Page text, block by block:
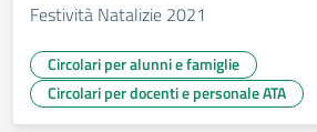
Festività Natalizie 2021
Circolari per alunni e famiglie
Circolari per docenti e personale ATA